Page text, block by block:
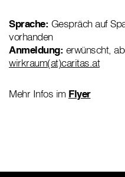
Sprache: Gespräch auf
vorhanden
Anmeldung: erwünscht,
wirkraum(at)caritas.at
Mehr Infos im Flyer